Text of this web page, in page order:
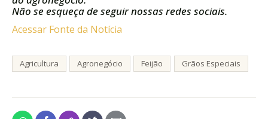
Não se esqueça de seguir nossas redes sociais.
Acessar Fonte da Notícia
Agricultura Agronegócio Feijão Grãos Especiais